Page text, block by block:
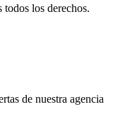
los derechos.
de nuestra agencia